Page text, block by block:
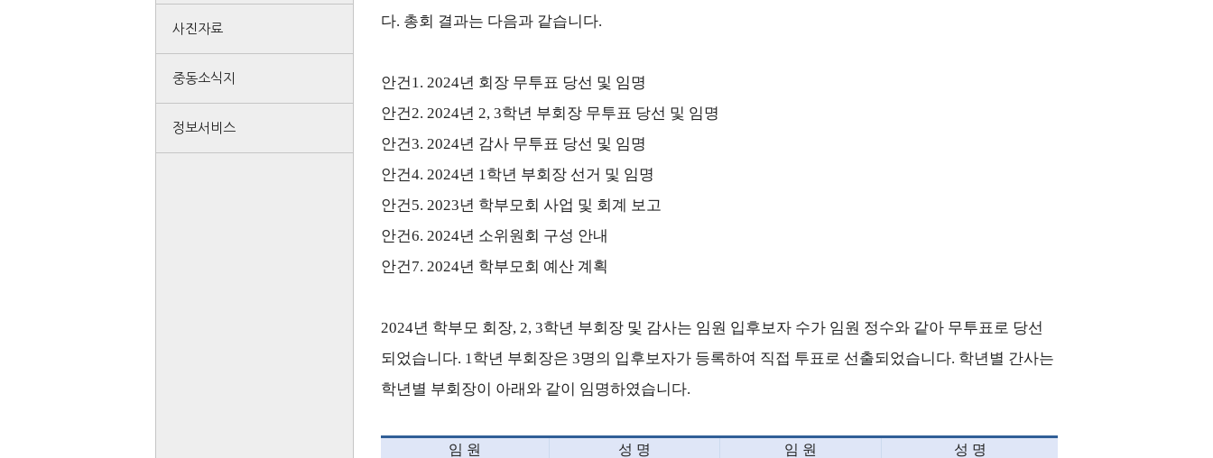
사진자료
중동소식지
정보서비스
다. 총회 결과는 다음과 같습니다.
안건1. 2024년 회장 무투표 당선 및 임명
안건2. 2024년 2, 3학년 부회장 무투표 당선 및 임명
안건3. 2024년 감사 무투표 당선 및 임명
안건4. 2024년 1학년 부회장 선거 및 임명
안건5. 2023년 학부모회 사업 및 회계 보고
안건6. 2024년 소위원회 구성 안내
안건7. 2024년 학부모회 예산 계획
2024년 학부모 회장, 2, 3학년 부회장 및 감사는 임원 입후보자 수가 임원 정수와 같아 무투표로 당선
되었습니다. 1학년 부회장은 3명의 입후보자가 등록하여 직접 투표로 선출되었습니다. 학년별 간사는
학년별 부회장이 아래와 같이 임명하였습니다.
임 원 성 명 임 원 성 명